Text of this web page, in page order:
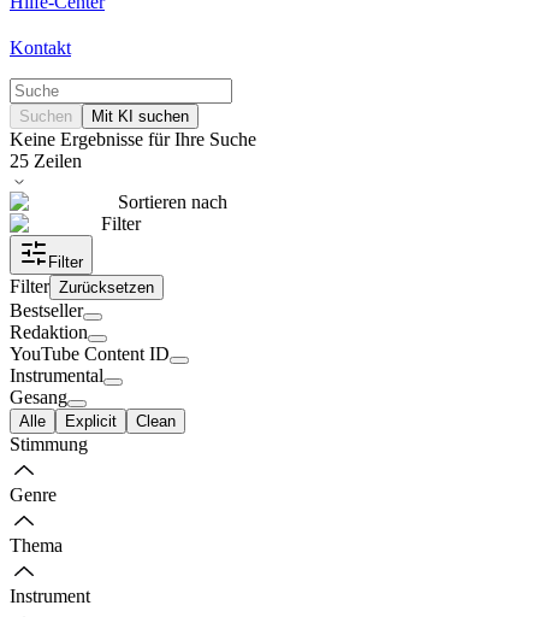
Kontakt
Suchen Mit KI suchen
Keine Ergebnisse für Ihre Suche
25 Zeilen
Sortieren nach
Filter
Filter
Filter Zurücksetzen
Bestseller
Redaktion
YouTube Content ID
Instrumental
Gesang
Alle Explicit Clean
Stimmung
Genre
Thema
Instrument